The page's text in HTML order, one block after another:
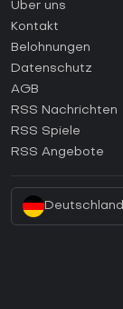
Anleitungen
Wie aktiviert man
Wie aktiviert man
Wie aktiviert man
Wie aktiviert man
Wie aktiviert man
Über uns
Kontakt
Belohnungen
Datenschutz
AGB
RSS Nachrichten
RSS Spiele
RSS Angebote